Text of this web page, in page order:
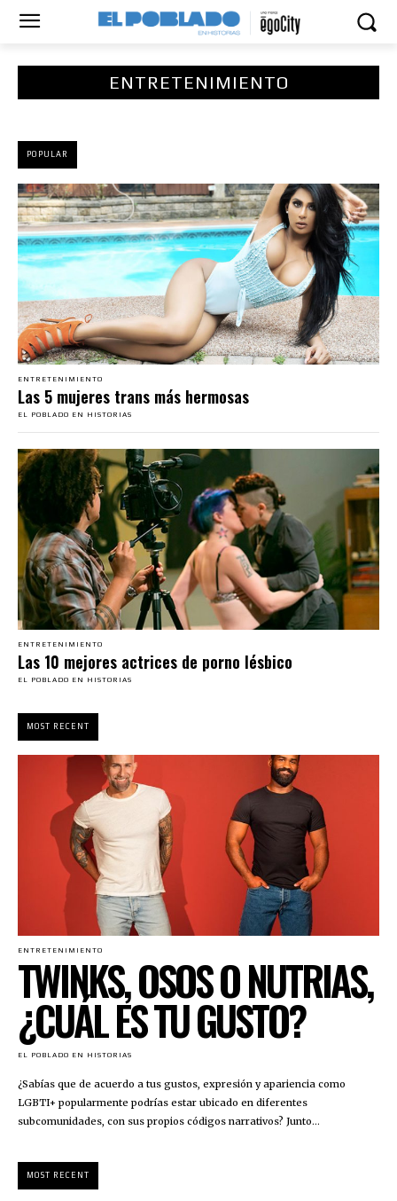
ENTRETENIMIENTO
POPULAR
ENTRETENIMIENTO
Las 5 mujeres trans más hermosas
EL POBLADO EN HISTORIAS
ENTRETENIMIENTO
Las 10 mejores actrices de porno lésbico
EL POBLADO EN HISTORIAS
MOST RECENT
ENTRETENIMIENTO
TWINKS, OSOS O NUTRIAS,
¿CUÁL ES TU GUSTO?
EL POBLADO EN HISTORIAS
¿Sabías que de acuerdo a tus gustos, expresión y apariencia como
LGBTI+ popularmente podrías estar ubicado en diferentes
subcomunidades, con sus propios códigos narrativos? Junto...
MOST RECENT